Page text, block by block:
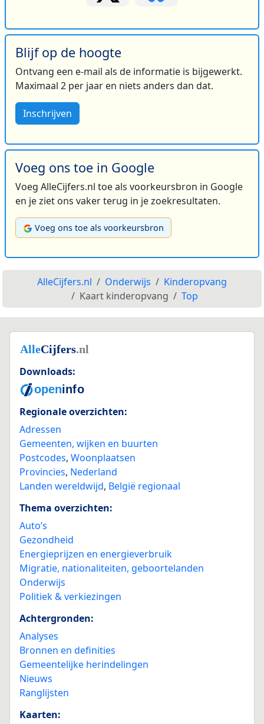
Blijf op de hoogte
Ontvang een e-mail als de informatie is bijgewerkt.
Maximaal 2 per jaar en niets anders dan dat.
Inschrijven
Voeg ons toe in Google
Voeg AlleCijfers.nl toe als voorkeursbron in Google
en je ziet ons vaker terug in je zoekresultaten.
Voeg ons toe als voorkeursbron
AlleCijfers.nl Onderwijs
Kinderopvang
Kaart kinderopvang
Top
Downloads:
Regionale overzichten:
Adressen
Gemeenten, wijken en buurten
Postcodes, Woonplaatsen
Provincies, Nederland
Landen wereldwijd, België regionaal
Thema overzichten:
Auto’s
Gezondheid
Energieprijzen en energieverbruik
Migratie, nationaliteiten, geboortelanden
Onderwijs
Politiek & verkiezingen
Achtergronden:
Analyses
Bronnen en definities
Gemeentelijke herindelingen
Nieuws
Ranglijsten
Kaarten: